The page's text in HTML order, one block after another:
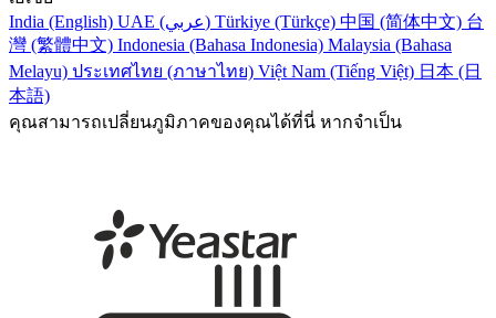
India (English)
UAE (عربي) Türkiye (Türkçe) 中国 (简体中文) 台
灣 (繁體中文) Indonesia (Bahasa Indonesia) Malaysia (Bahasa
Melayu) ประเทศไทย (ภาษาไทย) Việt Nam (Tiếng Việt) 日本 (日
本語)
คุณสามารถเปลี่ยนภูมิภาคของคุณได้ที่นี่ หากจำเป็น